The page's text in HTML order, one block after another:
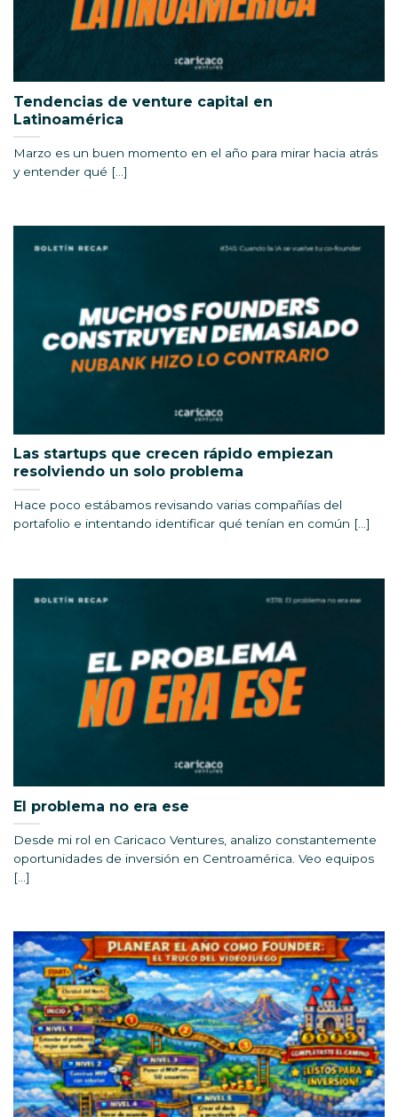
Tendencias de venture capital en
Latinoamérica
Marzo es un buen momento en el año para mirar hacia atrás
y entender qué [...]
Las startups que crecen rápido empiezan
resolviendo un solo problema
Hace poco estábamos revisando varias compañías del
portafolio e intentando identificar qué tenían en común [...]
El problema no era ese
Desde mi rol en Caricaco Ventures, analizo constantemente
oportunidades de inversión en Centroamérica. Veo equipos
[...]